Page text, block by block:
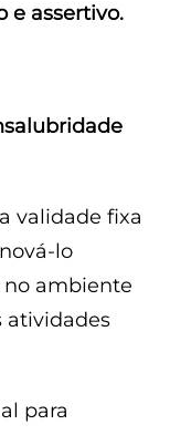
e assertivo.
validade fixa
lo
ambiente
atividades
para